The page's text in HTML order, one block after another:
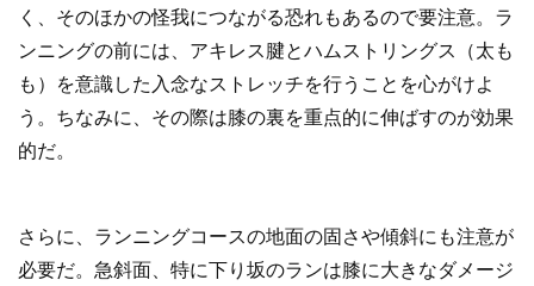
く、そのほかの怪我につながる恐れもあるので要注意。ラ
ンニングの前には、アキレス腱とハムストリングス（太も
も）を意識した入念なストレッチを行うことを心がけよ
う。ちなみに、その際は膝の裏を重点的に伸ばすのが効果
的だ。
さらに、ランニングコースの地面の固さや傾斜にも注意が
必要だ。急斜面、特に下り坂のランは膝に大きなダメージ